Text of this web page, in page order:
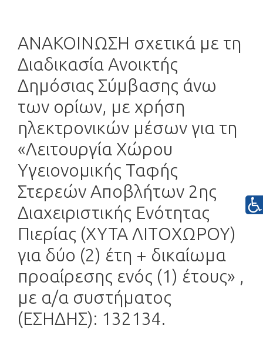
ΑΝΑΚΟΙΝΩΣΗ σχετικά με τη
Διαδικασία Ανοικτής
Δημόσιας Σύμβασης άνω
των ορίων, με χρήση
ηλεκτρονικών μέσων για τη
«Λειτουργία Χώρου
Υγειονομικής Ταφής
Στερεών Αποβλήτων 2ης
Διαχειριστικής Ενότητας
Πιερίας (ΧΥΤΑ ΛΙΤΟΧΩΡΟΥ)
για δύο (2) έτη + δικαίωμα
προαίρεσης ενός (1) έτους» ,
με α/α συστήματος
(ΕΣΗΔΗΣ): 132134.